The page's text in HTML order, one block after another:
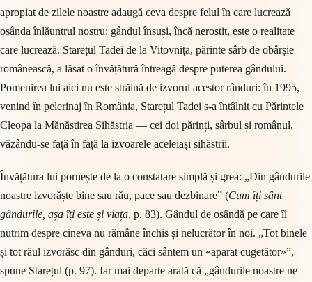
apropiat de zilele noastre adaugă ceva despre felul în care lucrează
osânda înlăuntrul nostru: gândul însuși, încă nerostit, este o realitate
care lucrează. Starețul Tadei de la Vitovnița, părinte sârb de obârșie
românească, a lăsat o învățătură întreagă despre puterea gândului.
Pomenirea lui aici nu este străină de izvorul acestor rânduri: în 1995,
venind în pelerinaj în România, Starețul Tadei s-a întâlnit cu Părintele
Cleopa la Mănăstirea Sihăstria — cei doi părinți, sârbul și românul,
văzându-se față în față la izvoarele aceleiași sihăstrii.
Învățătura lui pornește de la o constatare simplă și grea: „Din gândurile
noastre izvorăște bine sau rău, pace sau dezbinare” (Cum îți sânt
gândurile, așa îți este și viața, p. 83). Gândul de osândă pe care îl
nutrim despre cineva nu rămâne închis și nelucrător în noi. „Tot binele
și tot răul izvorăsc din gânduri, căci sântem un «aparat cugetător»”,
spune Starețul (p. 97). Iar mai departe arată că „gândurile noastre ne